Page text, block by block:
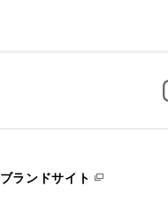
ブランドサイト